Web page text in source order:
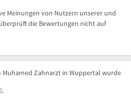
Meinungen von Nutzern unserer und
die Bewertungen nicht auf
Muhamed Zahnarzt in Wuppertal wurde